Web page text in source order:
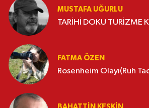
MUSTAFA UĞURLU
TARİHİ DOKU TURİZME
FATMA ÖZEN
Rosenheim Olayı(Ruh